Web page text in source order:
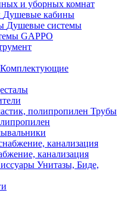
и уборных комнат
Душевые кабины
Душевые системы
GAPPO
Комплектующие
Трубы
канализация
Унитазы, Биде,